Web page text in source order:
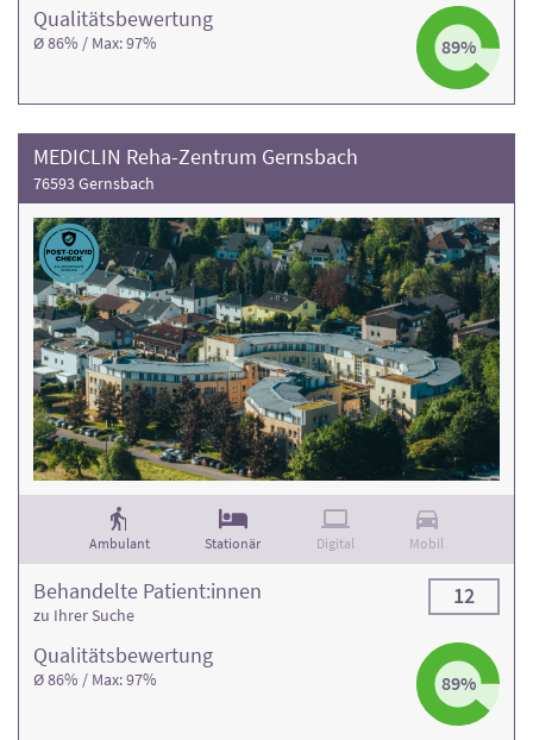
Qualitäts­bewertung
Ø 86% / Max: 97% 89%
MEDICLIN Reha-Zentrum Gernsbach
76593 Gernsbach
Ambulant Stationär Digital Mobil
Qualitäts­bewertung
Ø 86% / Max: 97% 89%
Behandelte Patient:innen
zu Ihrer Suche
12